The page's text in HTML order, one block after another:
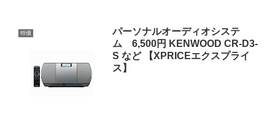
特価
パーソナルオーディオシステ
ム 6,500円 KENWOOD CR-D3-
S など 【XPRICEエクスプライ
ス】